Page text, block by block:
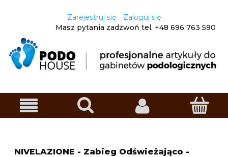
Zarejestruj się
Zaloguj się
Masz pytania zadzwoń tel. +48 696 763 590
NIVELAZIONE - Zabieg Odświeżająco -